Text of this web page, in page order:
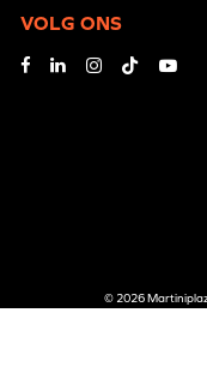
VOLG ONS
© 2026